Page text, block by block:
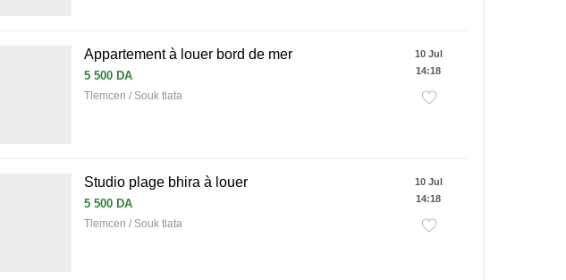
Appartement à louer bord de mer
5 500 DA
Tlemcen / Souk tlata
10 Jul
14:18
Studio plage bhira à louer
5 500 DA
Tlemcen / Souk tlata
10 Jul
14:18